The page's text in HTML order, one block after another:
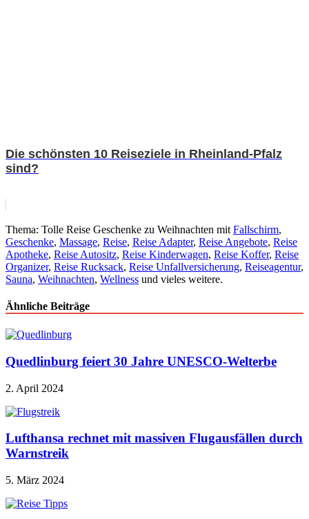
Die schönsten 10 Reiseziele in Rheinland-Pfalz
sind?
Thema: Tolle Reise Geschenke zu Weihnachten mit Fallschirm,
Geschenke, Massage, Reise, Reise Adapter, Reise Angebote, Reise
Apotheke, Reise Autositz, Reise Kinderwagen, Reise Koffer, Reise
Organizer, Reise Rucksack, Reise Unfallversicherung, Reiseagentur,
Sauna, Weihnachten, Wellness und vieles weitere.
Ähnliche Beiträge
Quedlinburg feiert 30 Jahre UNESCO-Welterbe
2. April 2024
Lufthansa rechnet mit massiven Flugausfällen durch
Warnstreik
5. März 2024